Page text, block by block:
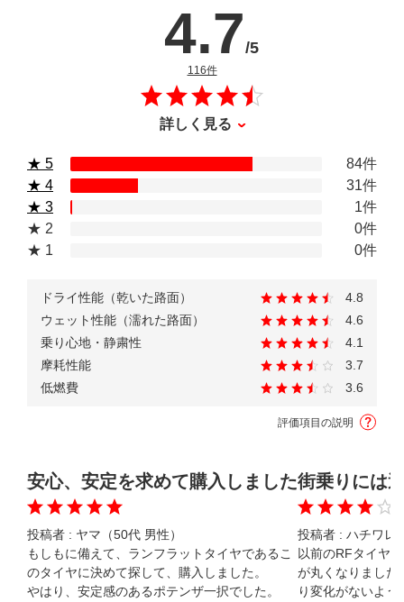
116件のレビュー
4.7/5
詳しく見る
★ 5
84件
★ 4
31件
★ 3
1件
★ 2
0件
★ 1
0件
ドライ性能（乾いた路面）
4.8
ウェット性能（濡れた路面）
4.6
乗り心地・静粛性
4.1
摩耗性能
3.7
低燃費
3.6
評価項目の説明
安心、安定を求めて購入しました
投稿者 : ヤマ（50代 男性）
もしもに備えて、ランフラットタイヤであるこ
のタイヤに決めて探して、購入しました。
やはり、安定感のあるポテンザ一択でした。
街乗りには
投稿者 : ハチワレ
以前のRFタイヤ
が丸くなりました
り変化がないよ